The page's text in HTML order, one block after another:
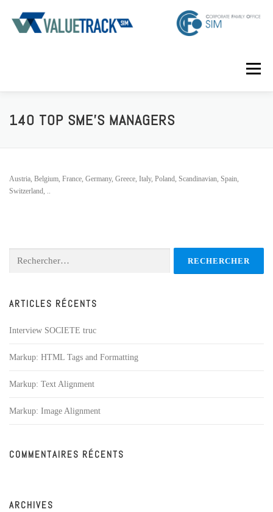
contenu
Menu
HOME PROGRAM REGISTER
140 TOP SME’S MANAGERS
Austria, Belgium, France, Germany, Greece, Italy, Poland, Scandinavian, Spain,
Switzerland, ..
ARTICLES RÉCENTS
Interview SOCIETE truc
Markup: HTML Tags and Formatting
Markup: Text Alignment
Markup: Image Alignment
COMMENTAIRES RÉCENTS
ARCHIVES